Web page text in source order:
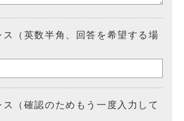
ス（英数半角、回答を希望する場
ス（確認のためもう一度入力して